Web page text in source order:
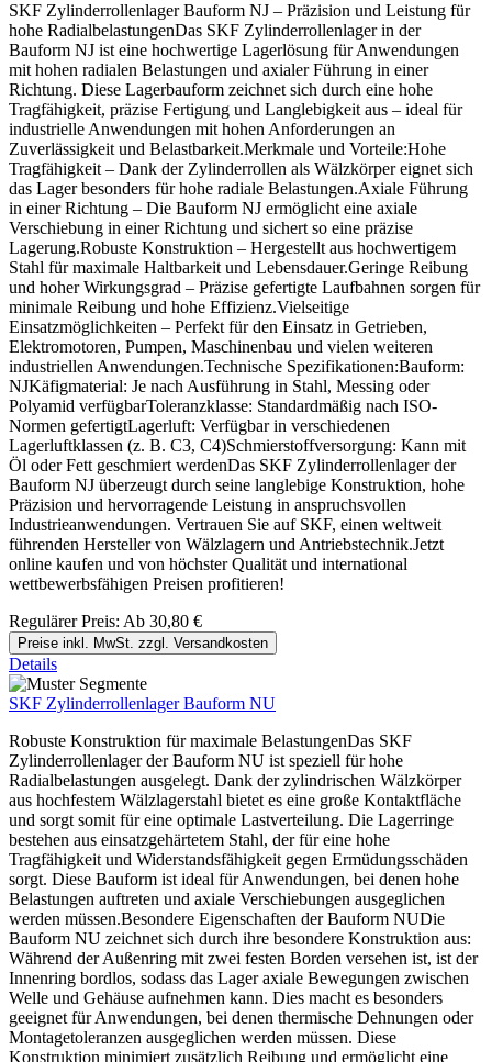
SKF Zylinderrollenlager Bauform NJ – Präzision und Leistung für
hohe RadialbelastungenDas SKF Zylinderrollenlager in der
Bauform NJ ist eine hochwertige Lagerlösung für Anwendungen
mit hohen radialen Belastungen und axialer Führung in einer
Richtung. Diese Lagerbauform zeichnet sich durch eine hohe
Tragfähigkeit, präzise Fertigung und Langlebigkeit aus – ideal für
industrielle Anwendungen mit hohen Anforderungen an
Zuverlässigkeit und Belastbarkeit.Merkmale und Vorteile:Hohe
Tragfähigkeit – Dank der Zylinderrollen als Wälzkörper eignet sich
das Lager besonders für hohe radiale Belastungen.Axiale Führung
in einer Richtung – Die Bauform NJ ermöglicht eine axiale
Verschiebung in einer Richtung und sichert so eine präzise
Lagerung.Robuste Konstruktion – Hergestellt aus hochwertigem
Stahl für maximale Haltbarkeit und Lebensdauer.Geringe Reibung
und hoher Wirkungsgrad – Präzise gefertigte Laufbahnen sorgen für
minimale Reibung und hohe Effizienz.Vielseitige
Einsatzmöglichkeiten – Perfekt für den Einsatz in Getrieben,
Elektromotoren, Pumpen, Maschinenbau und vielen weiteren
industriellen Anwendungen.Technische Spezifikationen:Bauform:
NJKäfigmaterial: Je nach Ausführung in Stahl, Messing oder
Polyamid verfügbarToleranzklasse: Standardmäßig nach ISO-
Normen gefertigtLagerluft: Verfügbar in verschiedenen
Lagerluftklassen (z. B. C3, C4)Schmierstoffversorgung: Kann mit
Öl oder Fett geschmiert werdenDas SKF Zylinderrollenlager der
Bauform NJ überzeugt durch seine langlebige Konstruktion, hohe
Präzision und hervorragende Leistung in anspruchsvollen
Industrieanwendungen. Vertrauen Sie auf SKF, einen weltweit
führenden Hersteller von Wälzlagern und Antriebstechnik.Jetzt
online kaufen und von höchster Qualität und international
wettbewerbsfähigen Preisen profitieren!
Regulärer Preis: Ab 30,80 €
Preise inkl. MwSt. zzgl. Versandkosten
Details
SKF Zylinderrollenlager Bauform NU
Robuste Konstruktion für maximale BelastungenDas SKF
Zylinderrollenlager der Bauform NU ist speziell für hohe
Radialbelastungen ausgelegt. Dank der zylindrischen Wälzkörper
aus hochfestem Wälzlagerstahl bietet es eine große Kontaktfläche
und sorgt somit für eine optimale Lastverteilung. Die Lagerringe
bestehen aus einsatzgehärtetem Stahl, der für eine hohe
Tragfähigkeit und Widerstandsfähigkeit gegen Ermüdungsschäden
sorgt. Diese Bauform ist ideal für Anwendungen, bei denen hohe
Belastungen auftreten und axiale Verschiebungen ausgeglichen
werden müssen.Besondere Eigenschaften der Bauform NUDie
Bauform NU zeichnet sich durch ihre besondere Konstruktion aus:
Während der Außenring mit zwei festen Borden versehen ist, ist der
Innenring bordlos, sodass das Lager axiale Bewegungen zwischen
Welle und Gehäuse aufnehmen kann. Dies macht es besonders
geeignet für Anwendungen, bei denen thermische Dehnungen oder
Montagetoleranzen ausgeglichen werden müssen. Diese
Konstruktion minimiert zusätzlich Reibung und ermöglicht eine